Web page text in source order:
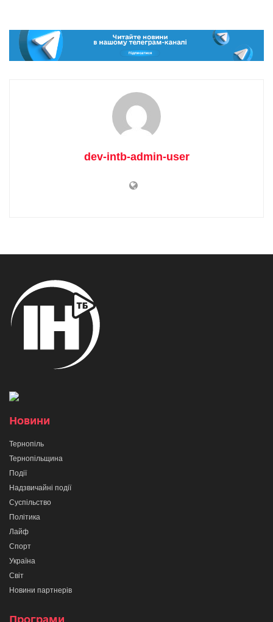
dev-intb-admin-user
Новини
Тернопіль
Тернопільщина
Події
Надзвичайні події
Суспільство
Політика
Лайф
Спорт
Україна
Світ
Новини партнерів
Програми